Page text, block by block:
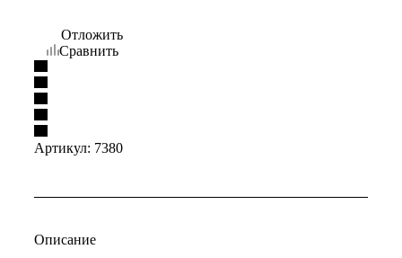
Отложить
Сравнить
Артикул: 7380
Описание